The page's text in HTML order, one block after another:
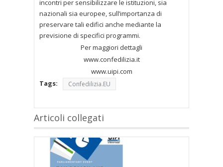
incontri per sensibilizzare le istituzioni, sia
nazionali sia europee, sull’importanza di
preservare tali edifici anche mediante la
previsione di specifici programmi.
Per maggiori dettagli
www.confedilizia.it
www.uipi.com
Tags:
Confedilizia.EU
Articoli collegati